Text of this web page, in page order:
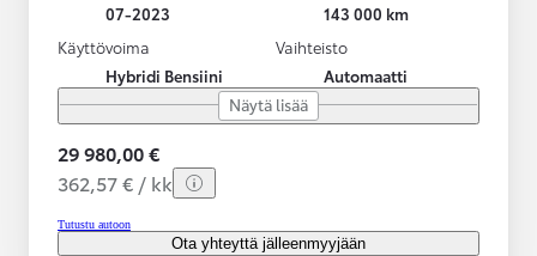
07-2023
143 000 km
Käyttövoima
Hybridi Bensiini
Vaihteisto
Automaatti
Näytä lisää
29 980,00 €
362,57 € / kk
Tutustu autoon
Ota yhteyttä jälleenmyyjään